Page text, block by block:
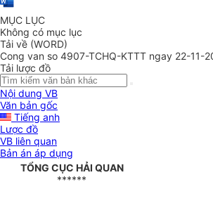
MỤC LỤC
Không có mục lục
Tải về (WORD)
Cong van so 4907-TCHQ-KTTT ngay 22-11-
Tải lược đồ
Nội dung VB
Văn bản gốc
Tiếng anh
Lược đồ
VB liên quan
Bản án áp dụng
TỔNG CỤC HẢI QUAN
******